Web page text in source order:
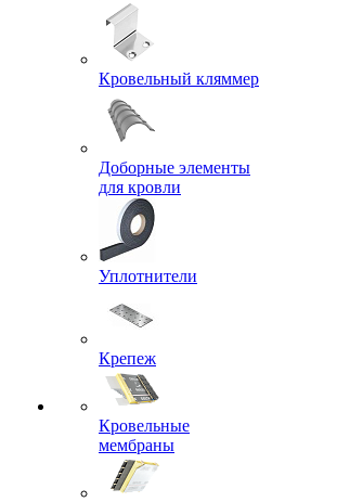
Кровельный кляммер
Доборные элементы
для кровли
Уплотнители
Крепеж
Кровельные
мембраны